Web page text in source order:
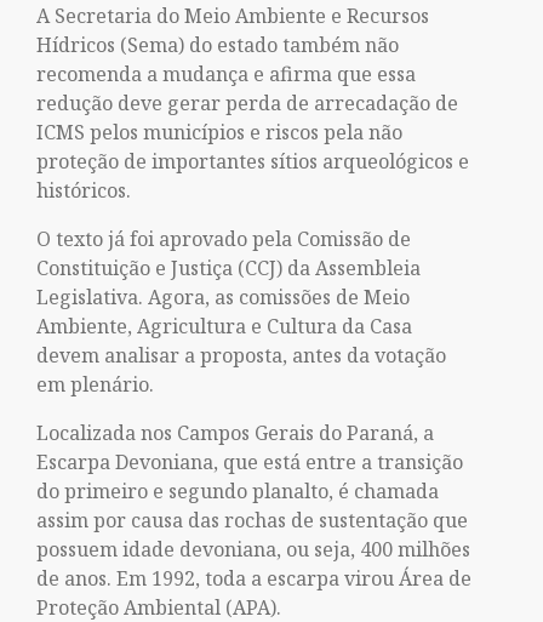
A Secretaria do Meio Ambiente e Recursos
Hídricos (Sema) do estado também não
recomenda a mudança e afirma que essa
redução deve gerar perda de arrecadação de
ICMS pelos municípios e riscos pela não
proteção de importantes sítios arqueológicos e
históricos.
O texto já foi aprovado pela Comissão de
Constituição e Justiça (CCJ) da Assembleia
Legislativa. Agora, as comissões de Meio
Ambiente, Agricultura e Cultura da Casa
devem analisar a proposta, antes da votação
em plenário.
Localizada nos Campos Gerais do Paraná, a
Escarpa Devoniana, que está entre a transição
do primeiro e segundo planalto, é chamada
assim por causa das rochas de sustentação que
possuem idade devoniana, ou seja, 400 milhões
de anos. Em 1992, toda a escarpa virou Área de
Proteção Ambiental (APA).